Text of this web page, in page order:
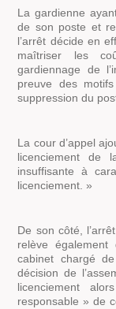
La gardienne
de son poste et
l’arrêt décide en
maîtriser les
gardiennage de
preuve des
suppression du
La cour d’appel
licenciement de
insuffisante à
licenciement. »
De son côté,
relève
cabinet chargé
décision de
licenciement
responsable » de